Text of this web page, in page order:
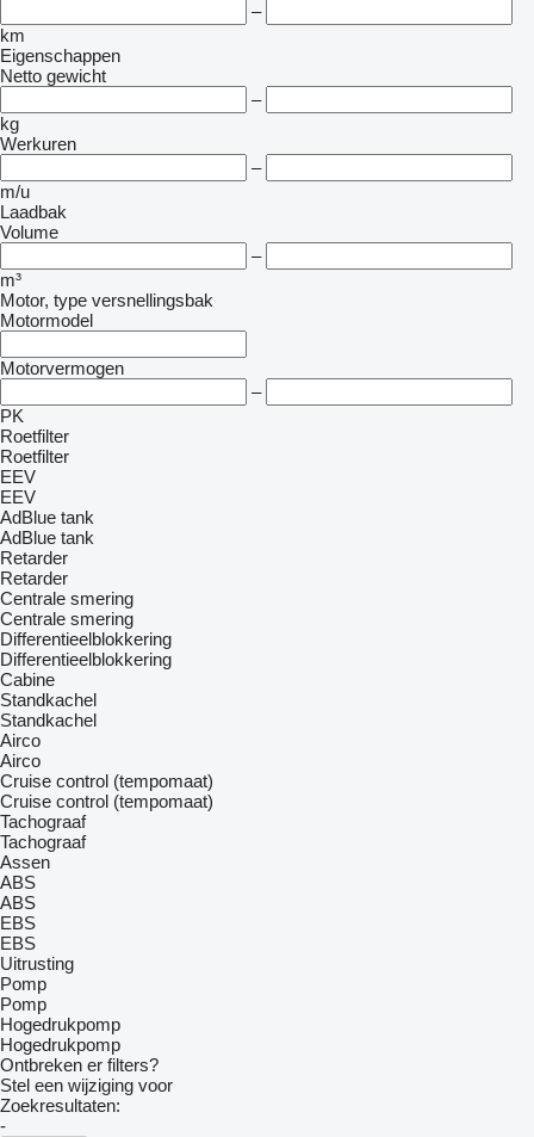
–
km
Eigenschappen
Netto gewicht
–
kg
Werkuren
–
m/u
Laadbak
Volume
–
m³
Motor, type versnellingsbak
Motormodel
Motorvermogen
–
PK
Roetfilter
Roetfilter
EEV
EEV
AdBlue tank
AdBlue tank
Retarder
Retarder
Centrale smering
Centrale smering
Differentieelblokkering
Differentieelblokkering
Cabine
Standkachel
Standkachel
Airco
Airco
Cruise control (tempomaat)
Cruise control (tempomaat)
Tachograaf
Tachograaf
Assen
ABS
ABS
EBS
EBS
Uitrusting
Pomp
Pomp
Hogedrukpomp
Hogedrukpomp
Ontbreken er filters?
Stel een wijziging voor
Zoekresultaten:
-